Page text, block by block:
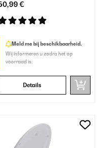
€
Meld me bij beschikbaarheid.
Wij informeren u zodra het op
voorraad is.
Details